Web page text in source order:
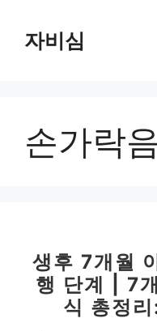
자비심
손가락
생후 7개월
행 단계 | 7
식 총정